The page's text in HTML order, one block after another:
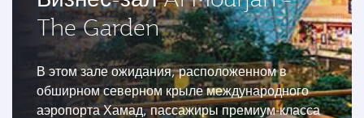
The Garden
В этом зале ожидания, расположенном в
обширном северном крыле международного
аэропорта Хамад, пассажиры премиум-класса